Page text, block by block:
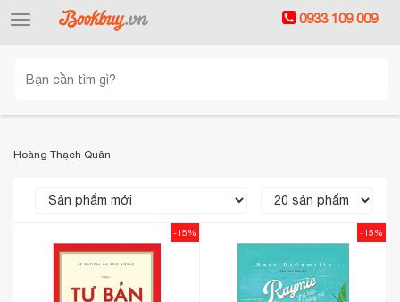
Toggle
0933 109 009
Hoàng Thạch Quân
-15% -15%